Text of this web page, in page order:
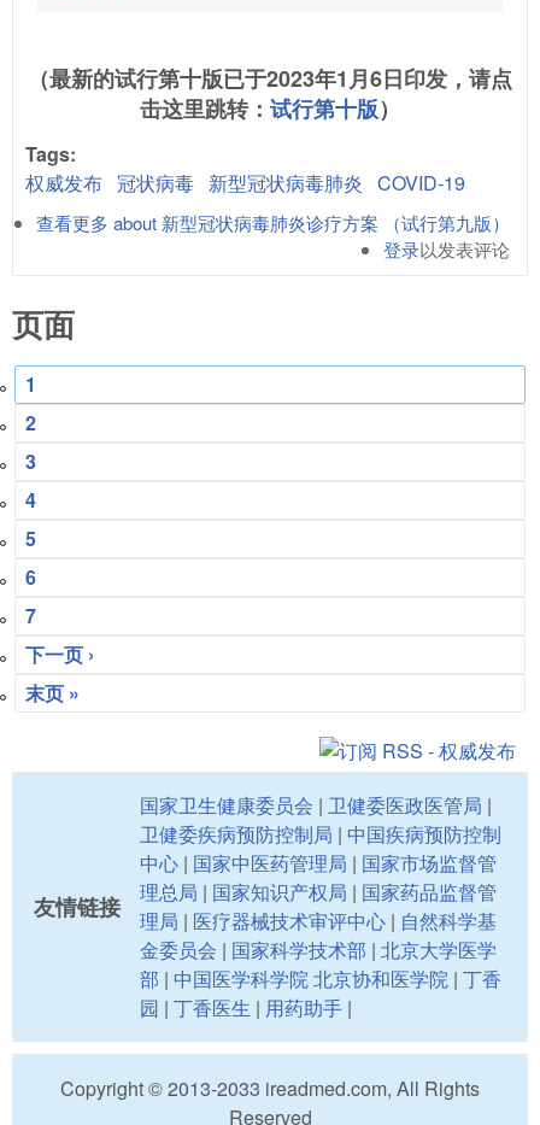
（最新的试行第十版已于2023年1月6日印发，请点
击这里跳转： 试行第十版）
Tags:
权威发布 冠状病毒 新型冠状病毒肺炎 COVID-19
查看更多 about 新型冠状病毒肺炎诊疗方案 （试行第九版）
登录以发表评论
页面
1
2
3
4
5
6
7
下一页 ›
末页 »
友情链接
国家卫生健康委员会 | 卫健委医政医管局 |
卫健委疾病预防控制局 | 中国疾病预防控制
中心 | 国家中医药管理局 | 国家市场监督管
理总局 | 国家知识产权局 | 国家药品监督管
理局 | 医疗器械技术审评中心 | 自然科学基
金委员会 | 国家科学技术部 | 北京大学医学
部 | 中国医学科学院 北京协和医学院 | 丁香
园 | 丁香医生 | 用药助手 |
Copyright © 2013-2033 ireadmed.com, All Rights
Reserved